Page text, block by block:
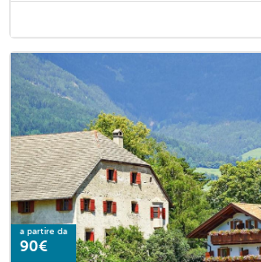
a partire da
90€